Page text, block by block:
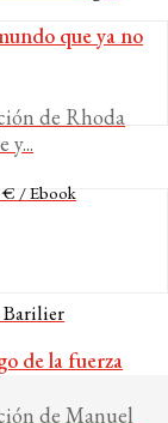
que ya no
de Rhoda
y...
/ Ebook
de la fuerza
de Manuel